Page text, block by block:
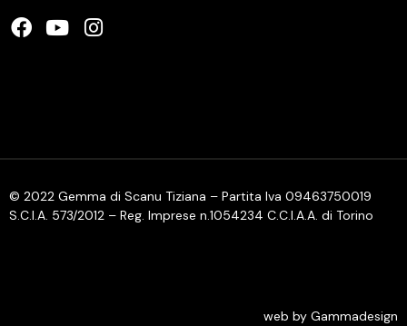
© 2022 Gemma di Scanu Tiziana – Partita Iva 09463750019
S.C.I.A. 573/2012 – Reg. Imprese n.1054234 C.C.I.A.A. di Torino
web by Gammadesign